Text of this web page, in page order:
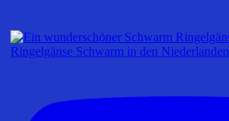
Ringelgänse Schwarm in den Niederlanden